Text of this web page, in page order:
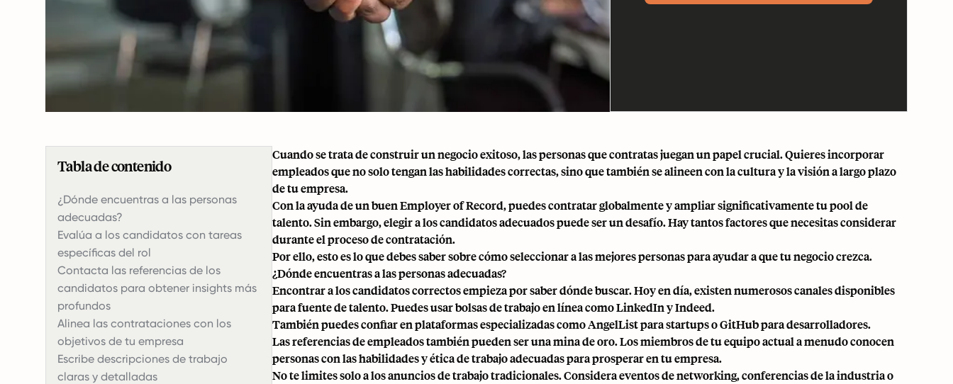
Tabla de contenido
¿Dónde encuentras a las personas
adecuadas?
Evalúa a los candidatos con tareas
específicas del rol
Contacta las referencias de los
candidatos para obtener insights más
profundos
Alinea las contrataciones con los
objetivos de tu empresa
Escribe descripciones de trabajo
claras y detalladas
Cuando se trata de construir un negocio exitoso, las personas que contratas juegan un papel crucial. Quieres incorporar
empleados que no solo tengan las habilidades correctas, sino que también se alineen con la cultura y la visión a largo plazo
de tu empresa.
Con la ayuda de un buenEmployer of Record, puedescontratar globalmentey ampliar significativamente tu pool de
talento. Sin embargo, elegir a los candidatos adecuados puede ser un desafío. Hay tantos factores que necesitas considerar
durante el proceso de contratación.
Por ello, esto es lo que debes saber sobre cómo seleccionar a las mejores personas para ayudar a que tu negocio crezca.
¿Dónde encuentras a las personas adecuadas?
Encontrar a los candidatos correctos empieza por saber dónde buscar. Hoy en día, existen numerosos canales disponibles
parafuente de talento. Puedes usar bolsas de trabajo en línea como LinkedIn y Indeed.
También puedes confiar en plataformas especializadas como AngelList para startups o GitHub para desarrolladores.
Las referencias de empleados también pueden ser una mina de oro. Los miembros de tu equipo actual a menudo conocen
personas con las habilidades y ética de trabajo adecuadas para prosperar en tu empresa.
No te limites solo a los anuncios de trabajo tradicionales. Considera eventos de networking, conferencias de la industria o